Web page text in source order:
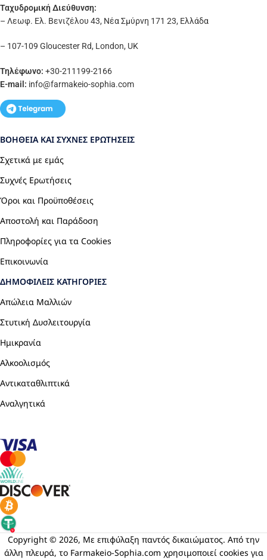
Ταχυδρομική Διεύθυνση:
– Λεωφ. Ελ. Βενιζέλου 43, Νέα Σμύρνη 171 23, Ελλάδα
– 107-109 Gloucester Rd, London, UK
Τηλέφωνο: +30-211199-2166
E-mail: info@farmakeio-sophia.com
ΒΟΉΘΕΙΑ ΚΑΙ ΣΥΧΝΈΣ ΕΡΩΤΉΣΕΙΣ
Σχετικά με εμάς
Συχνές Ερωτήσεις
Όροι και Προϋποθέσεις
Αποστολή και Παράδοση
Πληροφορίες για τα Cookies
Επικοινωνία
ΔΗΜΟΦΙΛΕΊΣ ΚΑΤΗΓΟΡΊΕΣ
Απώλεια Μαλλιών
Στυτική Δυσλειτουργία
Ημικρανία
Αλκοολισμός
Αντικαταθλιπτικά
Αναλγητικά
Copyright © 2026, Με επιφύλαξη παντός δικαιώματος. Από την
άλλη πλευρά, το Farmakeio-Sophia.com χρησιμοποιεί cookies για